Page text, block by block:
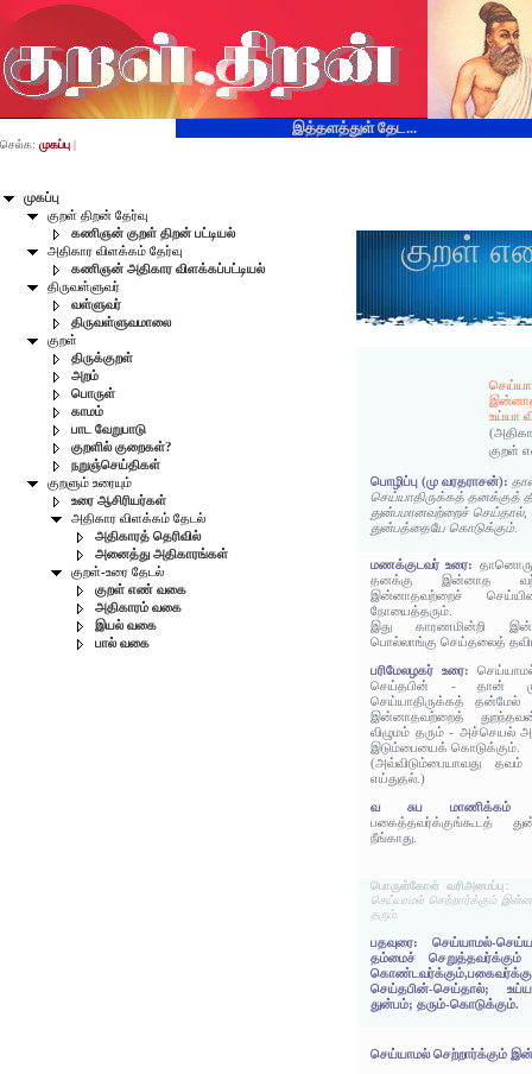
இத்தளத்துள் தேட...
முகப்பு
குறள் திறன் தேர்வு
கணிஞன் குறள் திறன் பட்டியல்
அதிகார விளக்கம் தேர்வு
கணிஞன் அதிகார விளக்கப்பட்டியல்
திருவள்ளுவர்
வள்ளுவர்
திருவள்ளுவமாலை
குறள்
திருக்குறள்
அறம்
பொருள்
காமம்
பாட வேறுபாடு
குறளில் குறைகள்?
நறுஞ்செய்திகள்
குறளும் உரையும்
உரை ஆசிரியர்கள்
அதிகார விளக்கம் தேடல்
அதிகாரத் தெரிவில்
அனைத்து அதிகாரங்கள்
குறள்-உரை தேடல்
குறள் எண் வகை
அதிகாரம் வகை
இயல் வகை
பால் வகை
செல்க: முகப்பு |
குறள்
உய்யா
குறள்
பொழிப்பு (மு வரதராசன்):
செய்யாதிருக்கத் தனக்குத்
துன்பமானவற்றைச் செய்தால்,
துன்பத்தையே கொடுக்கும்.
மணக்குடவர் உரை: தானொரு
தனக்கு இன்னாத
இன்னாதவற்றைச்
நோயைத்தரும்.
இது காரணமின்றி
பொல்லாங்கு செய்தலைத்
பரிமேலழகர் உரை:
செய்தபின் - தான்
செய்யாதிருக்கத்
இன்னாதவற்றைத்
விழுமம் தரும் - அச்செயல்
இடும்பையைக் கொடுக்கும்.
(அவ்விடும்பையாவது தவம்
எய்துதல்.)
வ சுப
பகைத்தவர்க்குங்கூடத்
நீங்காது.
பொருள்கோள் வரிஅமைப்பு:
செய்யாமல் செற்றார்க்கும்
தரும்.
பதவுரை: செய்யாமல்-
தம்மைச்
செய்தபின்-செய்தால்;
துன்பம்; தரும்-கொடுக்கும்.
செய்யாமல் செற்றார்க்கும்